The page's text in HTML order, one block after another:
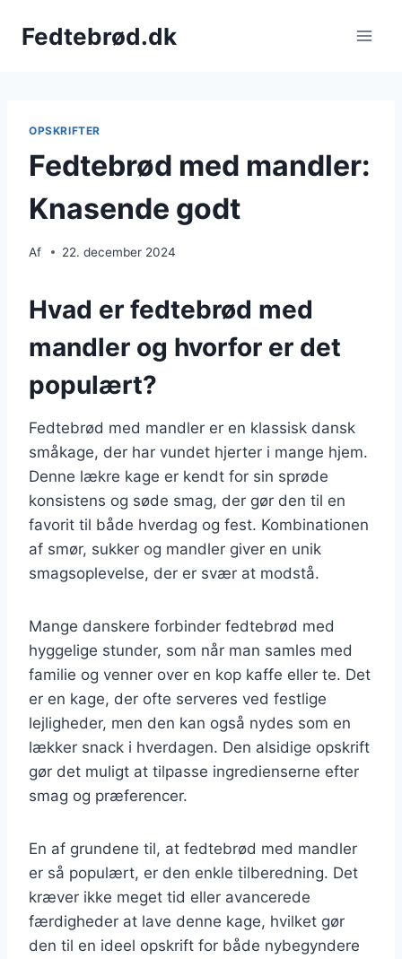
Fedtebrød.dk
OPSKRIFTER
Fedtebrød med mandler:
Knasende godt
Af 22. december 2024
Hvad er fedtebrød med
mandler og hvorfor er det
populært?
Fedtebrød med mandler er en klassisk dansk
småkage, der har vundet hjerter i mange hjem.
Denne lækre kage er kendt for sin sprøde
konsistens og søde smag, der gør den til en
favorit til både hverdag og fest. Kombinationen
af smør, sukker og mandler giver en unik
smagsoplevelse, der er svær at modstå.
Mange danskere forbinder fedtebrød med
hyggelige stunder, som når man samles med
familie og venner over en kop kaffe eller te. Det
er en kage, der ofte serveres ved festlige
lejligheder, men den kan også nydes som en
lækker snack i hverdagen. Den alsidige opskrift
gør det muligt at tilpasse ingredienserne efter
smag og præferencer.
En af grundene til, at fedtebrød med mandler
er så populært, er den enkle tilberedning. Det
kræver ikke meget tid eller avancerede
færdigheder at lave denne kage, hvilket gør
den til en ideel opskrift for både nybegyndere